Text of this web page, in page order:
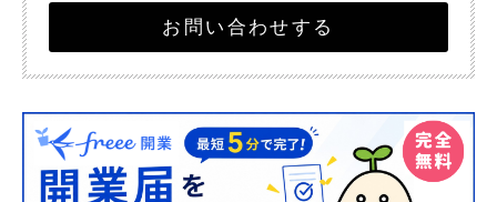
お問い合わせする